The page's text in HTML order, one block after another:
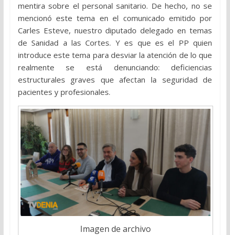
mentira sobre el personal sanitario. De hecho, no se
mencionó este tema en el comunicado emitido por
Carles Esteve, nuestro diputado delegado en temas
de Sanidad a las Cortes. Y es que es el PP quien
introduce este tema para desviar la atención de lo que
realmente se está denunciando: deficiencias
estructurales graves que afectan la seguridad de
pacientes y profesionales.
Imagen de archivo